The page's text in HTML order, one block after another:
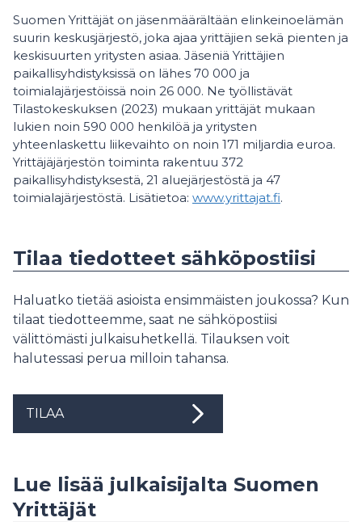
Suomen Yrittäjät on jäsenmäärältään elinkeinoelämän
suurin keskusjärjestö, joka ajaa yrittäjien sekä pienten ja
keskisuurten yritysten asiaa. Jäseniä Yrittäjien
paikallisyhdistyksissä on lähes 70 000 ja
toimialajärjestöissä noin 26 000. Ne työllistävät
Tilastokeskuksen (2023) mukaan yrittäjät mukaan
lukien noin 590 000 henkilöä ja yritysten
yhteenlaskettu liikevaihto on noin 171 miljardia euroa.
Yrittäjäjärjestön toiminta rakentuu 372
paikallisyhdistyksestä, 21 aluejärjestöstä ja 47
toimialajärjestöstä. Lisätietoa: www.yrittajat.fi.
Tilaa tiedotteet sähköpostiisi
Haluatko tietää asioista ensimmäisten joukossa? Kun
tilaat tiedotteemme, saat ne sähköpostiisi
välittömästi julkaisuhetkellä. Tilauksen voit
halutessasi perua milloin tahansa.
TILAA
Lue lisää julkaisijalta Suomen
Yrittäjät